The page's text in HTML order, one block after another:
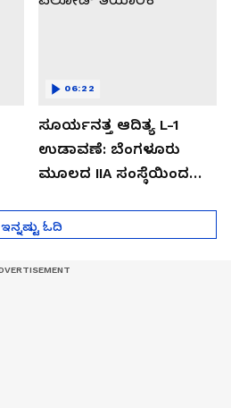
ಸೂರ್ಯನತ್ತ ಆದಿತ್ಯ L-1
ಉಡಾವಣೆ: ಬೆಂಗಳೂರು
ಮೂಲದ IIA ಸಂಸ್ಥೆಯಿಂದ
06:22
ಇನ್ನಷ್ಟು ಓದಿ